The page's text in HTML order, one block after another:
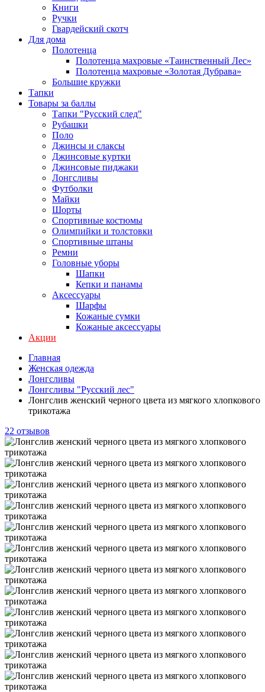
Книги
Ручки
Гвардейский скотч
Для дома
Полотенца
Полотенца махровые «Таинственный Лес»
Полотенца махровые «Золотая Дубрава»
Большие кружки
Тапки
Товары за баллы
Тапки "Русский след"
Рубашки
Поло
Джинсы и слаксы
Джинсовые куртки
Джинсовые пиджаки
Лонгсливы
Футболки
Майки
Шорты
Спортивные костюмы
Олимпийки и толстовки
Спортивные штаны
Ремни
Головные уборы
Шапки
Кепки и панамы
Аксессуары
Шарфы
Кожаные сумки
Кожаные аксессуары
Акции
Главная
Женская одежда
Лонгсливы
Лонгсливы "Русский лес"
Лонгслив женский черного цвета из мягкого хлопкового
трикотажа
22 отзывов